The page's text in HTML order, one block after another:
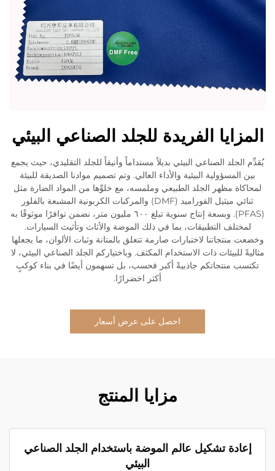
المزايا الفريدة للجلد الصناعي البيئي
يُقدِّم الجلد الصناعي البيئي بديلاً مستداماً وأنيقاً للجلد التقليدي، حيث يجمع
بين المسؤولية البيئية والأداء العالي. وتم تصميم موادنا الصديقة للبيئة
لمحاكاة مظهر الجلد الطبيعي وملمسه، مع خلوِّها من المواد الضارة مثل
ثنائي ميثيل الفوراميد (DMF) والمركبات الكربونية المشبعة بالفلور
(PFAS). وبسعة إنتاج سنوية تبلغ ٦٠٠ مليون متر، نضمن توافرًا موثوقًا به
لمختلف التطبيقات، بما في ذلك الموضة والأثاث وتأثيث السيارات.
وخضعت منتجاتنا لاختبارات صارمة تتعلق بالمتانة وثبات الألوان، ما يجعلها
مثاليةً للبيئات ذات الاستخدام المكثف. وباختياركم الجلد الصناعي البيئي، لا
تكتسب منتجاتكم جاذبيةً أكبر فحسب، بل تسهمون أيضًا في بناء كوكبٍ
أكثر اخضرارًا.
احصل على عرض أسعار
مزايا المنتج
إعادة تشكيل عالم الموضة باستخدام الجلد الصناعي
البيئي